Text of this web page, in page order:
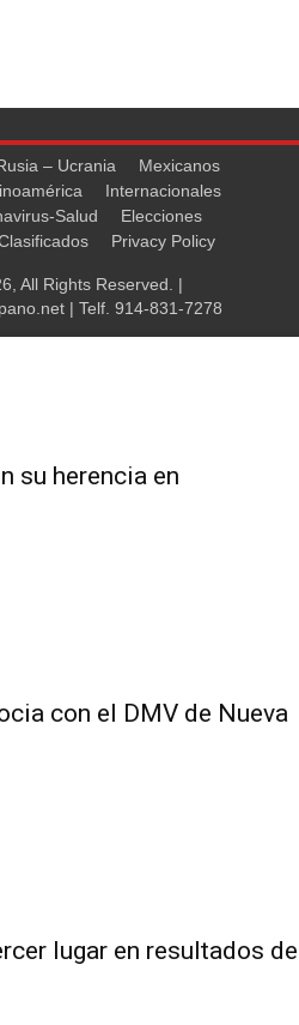
– Ucrania
Mexicanos
Internacionales
Salud
Elecciones
Privacy Policy
All Rights Reserved. |
| Telf. 914-831-7278
su herencia en
con el DMV de Nueva
lugar en resultados de